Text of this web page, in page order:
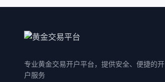
专业黄金交易开户平台，提供安全、便捷的开
户服务